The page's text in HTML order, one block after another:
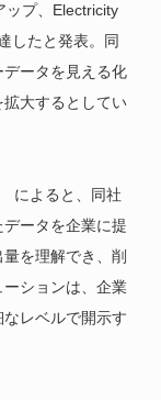
ップ、Electricity
したと発表。同
ータを見える化
大するとしてい
によると、同社
ータを企業に提
を理解でき、削
ションは、企業
レベルで開示す